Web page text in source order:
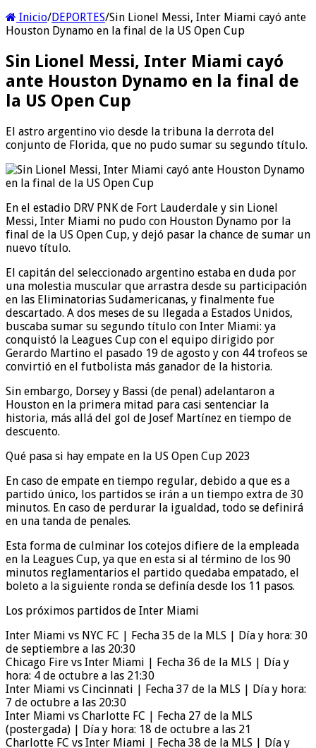
Inicio/DEPORTES/Sin Lionel Messi, Inter Miami cayó ante
Houston Dynamo en la final de la US Open Cup
Sin Lionel Messi, Inter Miami cayó
ante Houston Dynamo en la final de
la US Open Cup
El astro argentino vio desde la tribuna la derrota del
conjunto de Florida, que no pudo sumar su segundo título.
En el estadio DRV PNK de Fort Lauderdale y sin Lionel
Messi, Inter Miami no pudo con Houston Dynamo por la
final de la US Open Cup, y dejó pasar la chance de sumar un
nuevo título.
El capitán del seleccionado argentino estaba en duda por
una molestia muscular que arrastra desde su participación
en las Eliminatorias Sudamericanas, y finalmente fue
descartado. A dos meses de su llegada a Estados Unidos,
buscaba sumar su segundo título con Inter Miami: ya
conquistó la Leagues Cup con el equipo dirigido por
Gerardo Martino el pasado 19 de agosto y con 44 trofeos se
convirtió en el futbolista más ganador de la historia.
Sin embargo, Dorsey y Bassi (de penal) adelantaron a
Houston en la primera mitad para casi sentenciar la
historia, más allá del gol de Josef Martínez en tiempo de
descuento.
Qué pasa si hay empate en la US Open Cup 2023
En caso de empate en tiempo regular, debido a que es a
partido único, los partidos se irán a un tiempo extra de 30
minutos. En caso de perdurar la igualdad, todo se definirá
en una tanda de penales.
Esta forma de culminar los cotejos difiere de la empleada
en la Leagues Cup, ya que en esta si al término de los 90
minutos reglamentarios el partido quedaba empatado, el
boleto a la siguiente ronda se definía desde los 11 pasos.
Los próximos partidos de Inter Miami
Inter Miami vs NYC FC | Fecha 35 de la MLS | Día y hora: 30
de septiembre a las 20:30
Chicago Fire vs Inter Miami | Fecha 36 de la MLS | Día y
hora: 4 de octubre a las 21:30
Inter Miami vs Cincinnati | Fecha 37 de la MLS | Día y hora:
7 de octubre a las 20:30
Inter Miami vs Charlotte FC | Fecha 27 de la MLS
(postergada) | Día y hora: 18 de octubre a las 21
Charlotte FC vs Inter Miami | Fecha 38 de la MLS | Día y